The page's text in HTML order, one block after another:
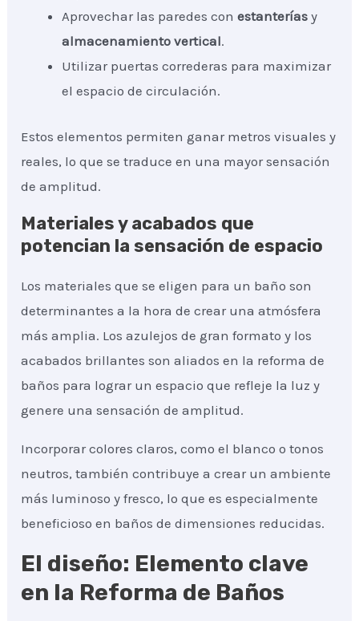
Aprovechar las paredes conestanterías y
almacenamiento vertical.
Utilizar puertas correderas para maximizar
el espacio de circulación.
Estos elementos permiten ganar metros visuales y
reales, lo que se traduce en una mayor sensación
de amplitud.
Materiales y acabados que
potencian la sensación de espacio
Los materiales que se eligen para un baño son
determinantes a la hora de crear una atmósfera
más amplia. Los azulejos de gran formato y los
acabados brillantes son aliados en la reforma de
baños para lograr un espacio que refleje la luz y
genere una sensación de amplitud.
Incorporar colores claros, como el blanco o tonos
neutros, también contribuye a crear un ambiente
más luminoso y fresco, lo que es especialmente
beneficioso en baños de dimensiones reducidas.
El diseño: Elemento clave
en la Reforma de Baños